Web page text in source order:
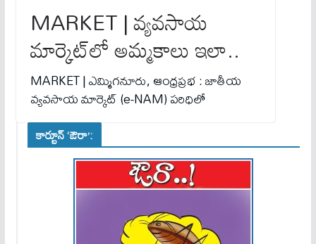
MARKET | వ్యవసాయ
మార్కెట్‌లో అమ్మ‌కాలు ఇలా..
MARKET | ఎమ్మిగనూరు, ఆంధ్రప్రభ : జాతీయ
వ్యవసాయ మార్కెట్ (e-NAM) పరిధిలో
కార్టూన్ ‘ఔరా’: